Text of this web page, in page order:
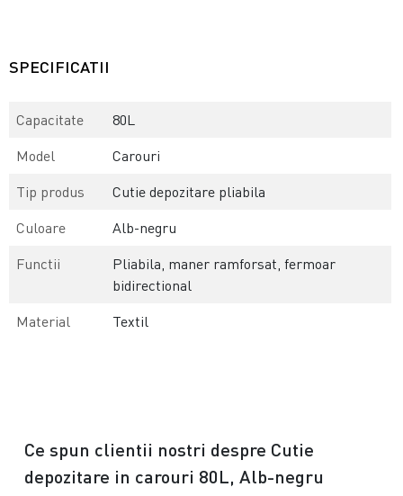
SPECIFICATII
Capacitate
80L
Model
Carouri
Tip produs
Cutie depozitare pliabila
Culoare
Alb-negru
Functii
Pliabila, maner ramforsat, fermoar
bidirectional
Material
Textil
Ce spun clientii nostri despre Cutie
depozitare in carouri 80L, Alb-negru